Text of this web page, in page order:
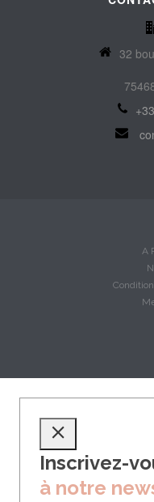
32
A
Inscrivez-
à notre